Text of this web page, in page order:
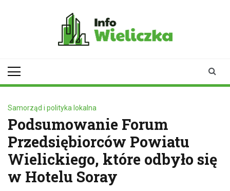
Samorząd i polityka lokalna
Podsumowanie Forum
Przedsiębiorców Powiatu
Wielickiego, które odbyło się
w Hotelu Soray